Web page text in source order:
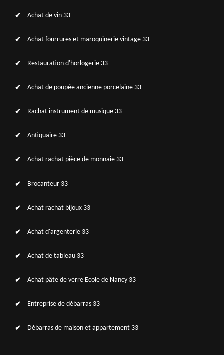
Achat de vin 33
Achat fourrures et maroquinerie vintage 33
Restauration d'horlogerie 33
Achat de poupée ancienne porcelaine 33
Rachat instrument de musique 33
Antiquaire 33
Achat rachat pièce de monnaie 33
Brocanteur 33
Achat rachat bijoux 33
Achat d'argenterie 33
Achat de tableau 33
Achat pâte de verre Ecole de Nancy 33
Entreprise de débarras 33
Débarras de maison et appartement 33